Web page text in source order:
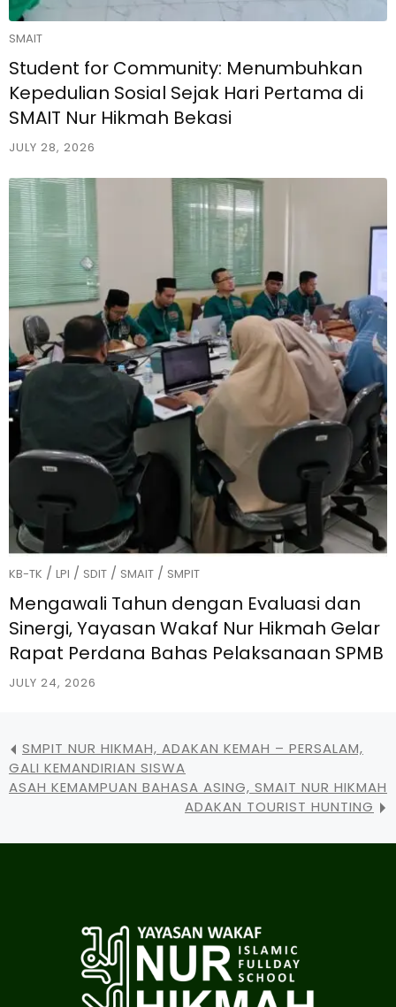
SMAIT
Student for Community: Menumbuhkan
Kepedulian Sosial Sejak Hari Pertama di
SMAIT Nur Hikmah Bekasi
JULY 28, 2026
KB-TK / LPI / SDIT / SMAIT / SMPIT
Mengawali Tahun dengan Evaluasi dan
Sinergi, Yayasan Wakaf Nur Hikmah Gelar
Rapat Perdana Bahas Pelaksanaan SPMB
JULY 24, 2026
SMPIT NUR HIKMAH, ADAKAN KEMAH – PERSALAM,
GALI KEMANDIRIAN SISWA
ASAH KEMAMPUAN BAHASA ASING, SMAIT NUR HIKMAH
ADAKAN TOURIST HUNTING